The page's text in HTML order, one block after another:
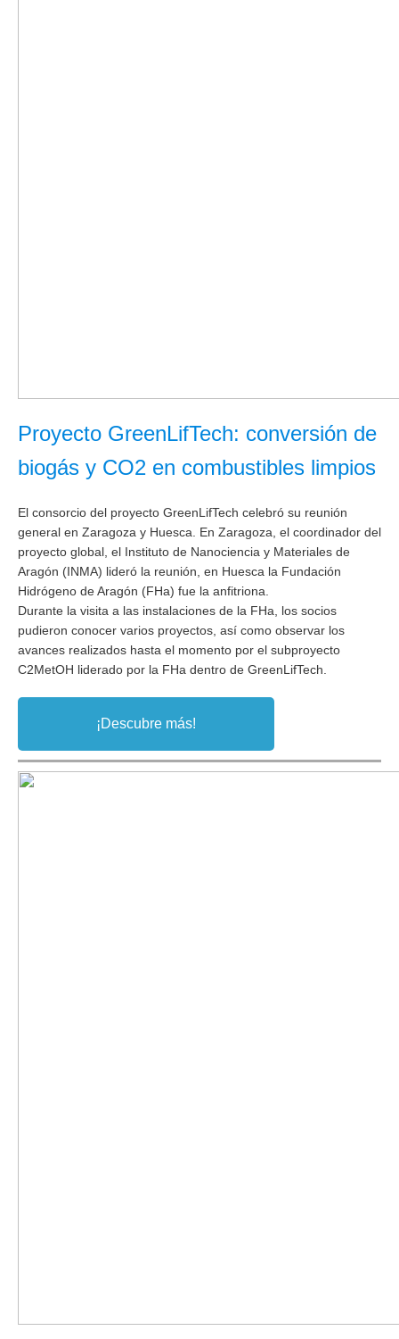
Proyecto GreenLifTech: conversión de
biogás y CO2 en combustibles limpios
El consorcio del proyecto GreenLifTech celebró su reunión
general en Zaragoza y Huesca. En Zaragoza, el coordinador del
proyecto global, el Instituto de Nanociencia y Materiales de
Aragón (INMA) lideró la reunión, en Huesca la Fundación
Hidrógeno de Aragón (FHa) fue la anfitriona.
Durante la visita a las instalaciones de la FHa, los socios
pudieron conocer varios proyectos, así como observar los
avances realizados hasta el momento por el subproyecto
C2MetOH liderado por la FHa dentro de GreenLifTech.
¡Descubre más!